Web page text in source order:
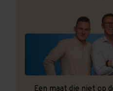
Een maat die niet op